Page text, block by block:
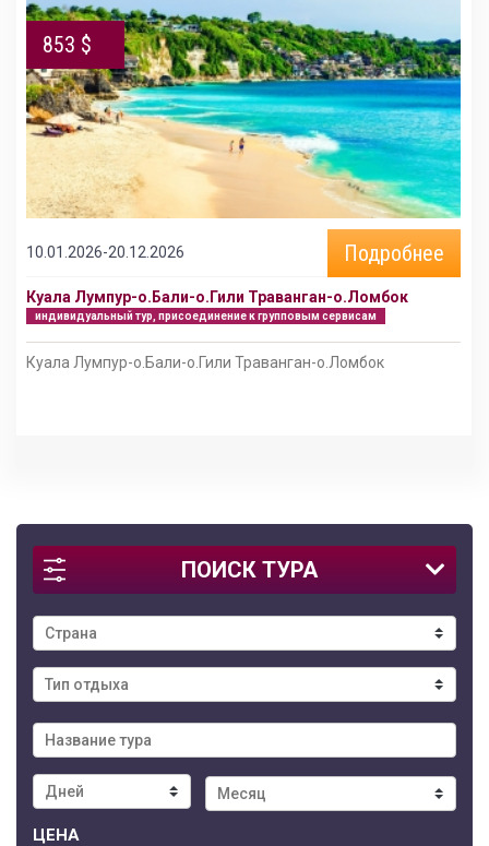
ПОИСК ТУРА
ЦЕНА
853 $
10.01.2026-20.12.2026 Подробнее
Куала Лумпур-о.Бали-о.Гили Траванган-о.Ломбок
индивидуальный тур, присоединение к групповым сервисам
Куала Лумпур-о.Бали-о.Гили Траванган-о.Ломбок